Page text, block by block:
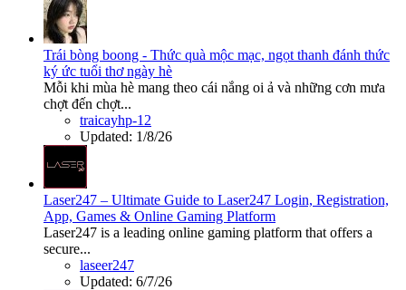
Trái bòng boong - Thức quà mộc mạc, ngọt thanh đánh thức
ký ức tuổi thơ ngày hè
Mỗi khi mùa hè mang theo cái nắng oi ả và những cơn mưa
chợt đến chợt...
traicayhp-12
Updated: 1/8/26
Laser247 – Ultimate Guide to Laser247 Login, Registration,
App, Games & Online Gaming Platform
Laser247 is a leading online gaming platform that offers a
secure...
laseer247
Updated: 6/7/26